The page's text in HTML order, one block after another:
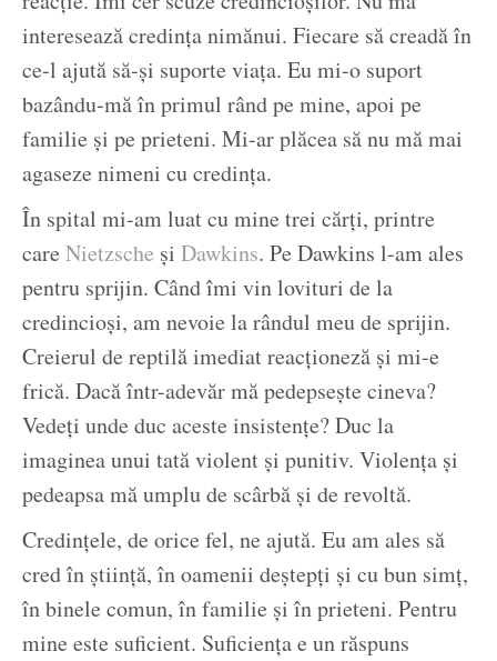
interesează credința nimănui. Fiecare să creadă în
ce-l ajută să-și suporte viața. Eu mi-o suport
bazându-mă în primul rând pe mine, apoi pe
familie și pe prieteni. Mi-ar plăcea să nu mă mai
agaseze nimeni cu credința.
În spital mi-am luat cu mine trei cărți, printre
care Nietzsche și Dawkins. Pe Dawkins l-am ales
pentru sprijin. Când îmi vin lovituri de la
credincioși, am nevoie la rândul meu de sprijin.
Creierul de reptilă imediat reacționeză și mi-e
frică. Dacă într-adevăr mă pedepsește cineva?
Vedeți unde duc aceste insistențe? Duc la
imaginea unui tată violent și punitiv. Violența și
pedeapsa mă umplu de scârbă și de revoltă.
Credințele, de orice fel, ne ajută. Eu am ales să
cred în știință, în oamenii deștepți și cu bun simț,
în binele comun, în familie și în prieteni. Pentru
mine este suficient. Suficiența e un răspuns